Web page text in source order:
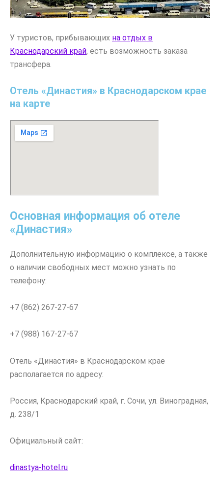
У туристов, прибывающих на отдых в
Краснодарский край, есть возможность заказа
трансфера.
Отель «Династия» в Краснодарском крае
на карте
Основная информация об отеле
«Династия»
Дополнительную информацию о комплексе, а также
о наличии свободных мест можно узнать по
телефону:
+7 (862) 267-27-67
+7 (988) 167-27-67
Отель «Династия» в Краснодарском крае
располагается по адресу:
Россия, Краснодарский край, г. Сочи, ул. Виноградная,
д. 238/1
Официальный сайт:
dinastya-hotel.ru